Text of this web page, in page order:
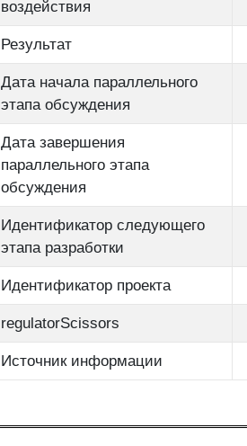
воздействия
Результат
Дата начала параллельного
этапа обсуждения
Дата завершения
параллельного этапа
обсуждения
Идентификатор следующего
этапа разработки
Идентификатор проекта
regulatorScissors
Источник информации